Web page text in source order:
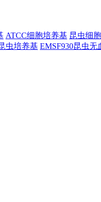
ATCC细胞培养基 昆虫细
虫培养基 EMSF930昆虫无